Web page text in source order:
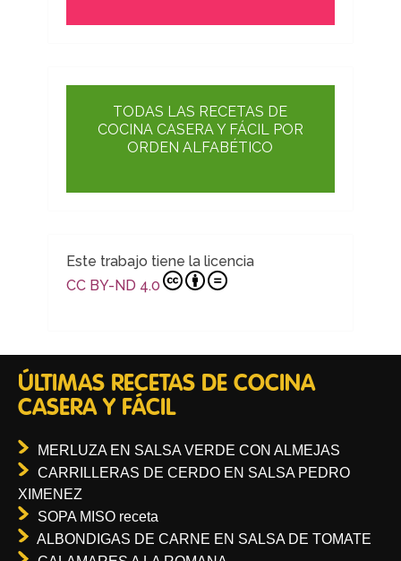
TODAS LAS RECETAS DE
COCINA CASERA Y FÁCIL POR
ORDEN ALFABÉTICO
Este trabajo tiene la licencia
CC BY-ND 4.0
ÚLTIMAS RECETAS DE COCINA
CASERA Y FÁCIL
MERLUZA EN SALSA VERDE CON ALMEJAS
CARRILLERAS DE CERDO EN SALSA PEDRO
XIMENEZ
SOPA MISO receta
ALBONDIGAS DE CARNE EN SALSA DE TOMATE